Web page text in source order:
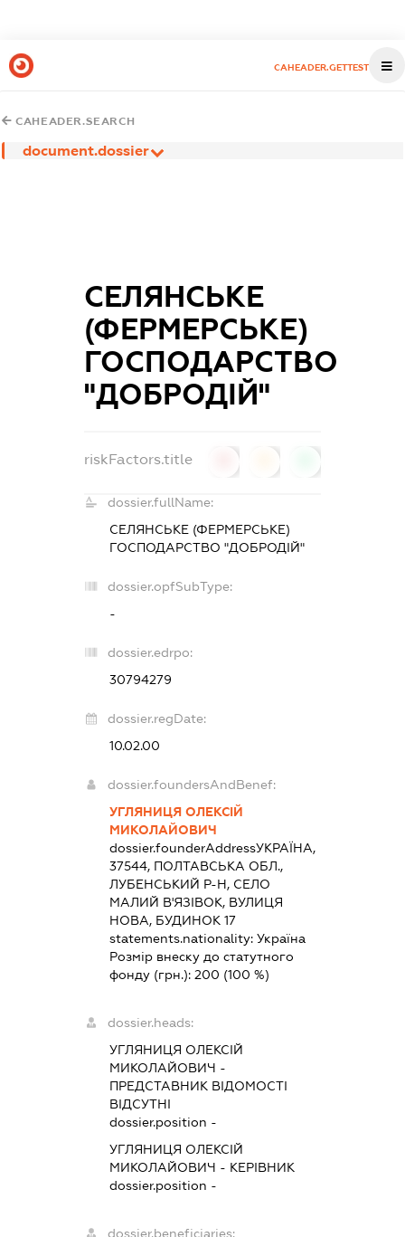
CAHEADER.GETTEST
CAHEADER.SEARCH
document.dossier
СЕЛЯНСЬКЕ
(ФЕРМЕРСЬКЕ)
ГОСПОДАРСТВО
"ДОБРОДІЙ"
riskFactors.title
dossier.fullName:
СЕЛЯНСЬКЕ (ФЕРМЕРСЬКЕ)
ГОСПОДАРСТВО "ДОБРОДІЙ"
dossier.opfSubType:
-
dossier.edrpo:
30794279
dossier.regDate:
10.02.00
dossier.foundersAndBenef:
УГЛЯНИЦЯ ОЛЕКСІЙ
МИКОЛАЙОВИЧ
dossier.founderAddressУКРАЇНА,
37544, ПОЛТАВСЬКА ОБЛ.,
ЛУБЕНСЬКИЙ Р-Н, СЕЛО
МАЛИЙ В'ЯЗІВОК, ВУЛИЦЯ
НОВА, БУДИНОК 17
statements.nationality:Україна
Розмір внеску до статутного
фонду (грн.):200 (100 %)
dossier.heads:
УГЛЯНИЦЯ ОЛЕКСІЙ
МИКОЛАЙОВИЧ -
ПРЕДСТАВНИК ВІДОМОСТІ
ВІДСУТНІ
dossier.position -
УГЛЯНИЦЯ ОЛЕКСІЙ
МИКОЛАЙОВИЧ - КЕРІВНИК
dossier.position -
dossier.beneficiaries: